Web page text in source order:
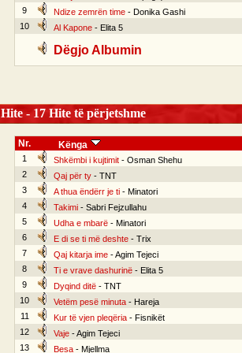
9
Ndize zemrën time- Donika Gashi
10
Al Kapone- Elita 5
Dëgjo Albumin
- 17 Hite të përjetshme
Nr. Kënga
1 Shkëmbi i kujtimit- Osman Shehu
2
Qaj për ty- TNT
3
A thua ëndërr je ti- Minatori
4
Takimi- Sabri Fejzullahu
5
Udha e mbarë- Minatori
6
E di se ti më deshte- Trix
7
Qaj kitarja ime- Agim Tejeci
8
Ti e vrave dashurinë- Elita 5
9
Dyqind ditë- TNT
10
Vetëm pesë minuta- Hareja
11
Kur të vjen pleqëria- Fisnikët
12
Vaje- Agim Tejeci
13
Besa- Mjellma